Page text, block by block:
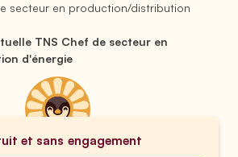
secteur en production/distribution
TNS Chef de secteur en
d'énergie
et sans engagement